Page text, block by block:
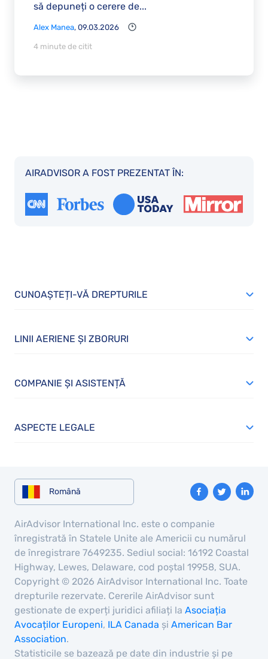
să depuneți o cerere de...
Alex Manea, 09.03.2026
4 minute de citit
AIRADVISOR A FOST PREZENTAT ÎN:
CUNOAȘTEȚI-VĂ DREPTURILE
LINII AERIENE ȘI ZBORURI
COMPANIE ȘI ASISTENȚĂ
ASPECTE LEGALE
Română
AirAdvisor International Inc. este o companie
înregistrată în Statele Unite ale Americii cu numărul
de înregistrare 7649235. Sediul social: 16192 Coastal
Highway, Lewes, Delaware, cod poștal 19958, SUA.
Copyright © 2026 AirAdvisor International Inc. Toate
drepturile rezervate. Cererile AirAdvisor sunt
gestionate de experți juridici afiliați la Asociația
Avocaților Europeni, ILA Canada și American Bar
Association.
Statisticile se bazează pe date din industrie și pe